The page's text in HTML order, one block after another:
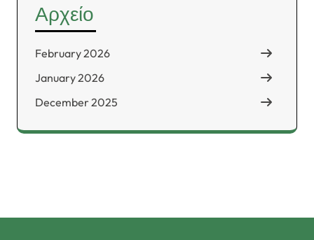
Αρχείο
February 2026
January 2026
December 2025